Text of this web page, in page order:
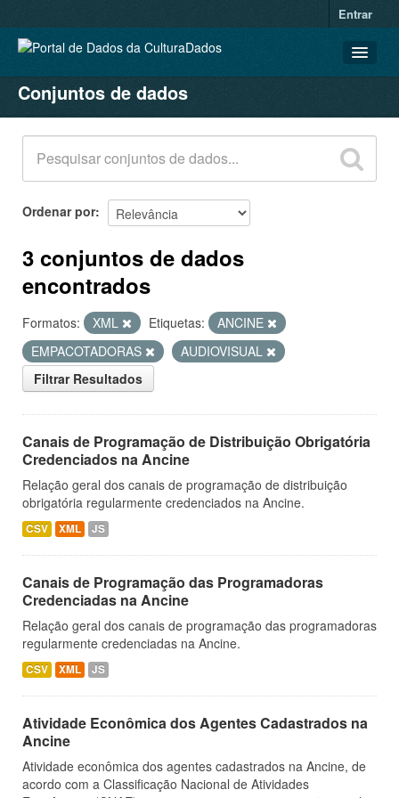
Entrar
CONJUNTOS DE DADOS
ORGANIZAÇÕES
GRUPOS
SOBRE
Conjuntos de dados
Ordenar por
3 conjuntos de dados
encontrados
Formatos: XML Etiquetas:
ANCINE
EMPACOTADORAS
AUDIOVISUAL
Filtrar Resultados
Canais de Programação de Distribuição Obrigatória
Credenciados na Ancine
Relação geral dos canais de programação de distribuição
obrigatória regularmente credenciados na Ancine.
CSV XML JS
Canais de Programação das Programadoras
Credenciadas na Ancine
Relação geral dos canais de programação das programadoras
regularmente credenciadas na Ancine.
CSV XML JS
Atividade Econômica dos Agentes Cadastrados na
Ancine
Atividade econômica dos agentes cadastrados na Ancine, de
acordo com a Classificação Nacional de Atividades